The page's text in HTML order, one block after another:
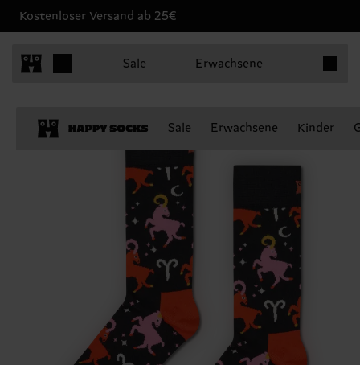
Kostenloser Versand ab 25€
Sale Erwachsene
Sale Erwachsene Kinder